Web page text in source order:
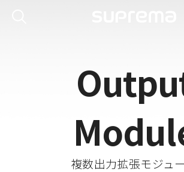
複数出力拡張モジュ